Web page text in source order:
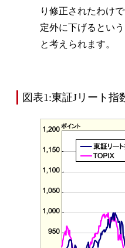
り修正されたわけ
定外に下げるとい
と考えられます。
図表1:東証Jリート指